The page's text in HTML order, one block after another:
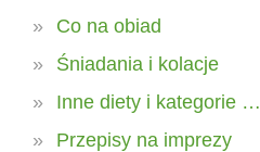
Co na obiad
Śniadania i kolacje
Inne diety i kategorie …
Przepisy na imprezy